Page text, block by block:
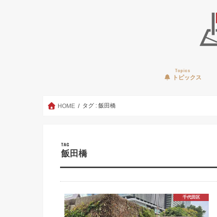
Topics
トピックス
HOME タグ : 飯田橋
TAG
飯田橋
千代田区